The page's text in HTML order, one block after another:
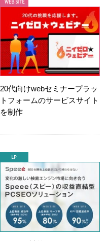
20代向けwebセミナープラッ
トフォームのサービスサイト
を制作